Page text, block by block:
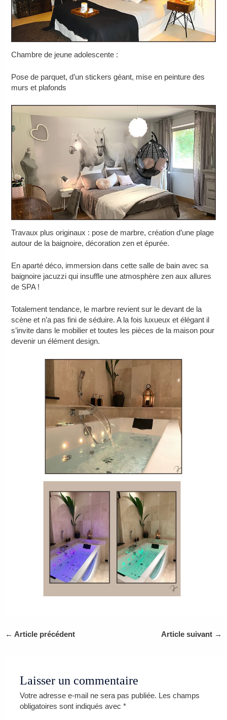
Chambre de jeune adolescente :
Pose de parquet, d’un stickers géant, mise en peinture des
murs et plafonds
Travaux plus originaux : pose de marbre, création d’une plage
autour de la baignoire, décoration zen et épurée.
En aparté déco, immersion dans cette salle de bain avec sa
baignoire jacuzzi qui insuffle une atmosphère zen aux allures
de SPA !
Totalement tendance, le marbre revient sur le devant de la
scène et n’a pas fini de séduire. A la fois luxueux et élégant il
s’invite dans le mobilier et toutes les pièces de la maison pour
devenir un élément design.
← Article précédent Article suivant →
Laisser un commentaire
Votre adresse e-mail ne sera pas publiée. Les champs
obligatoires sont indiqués avec*